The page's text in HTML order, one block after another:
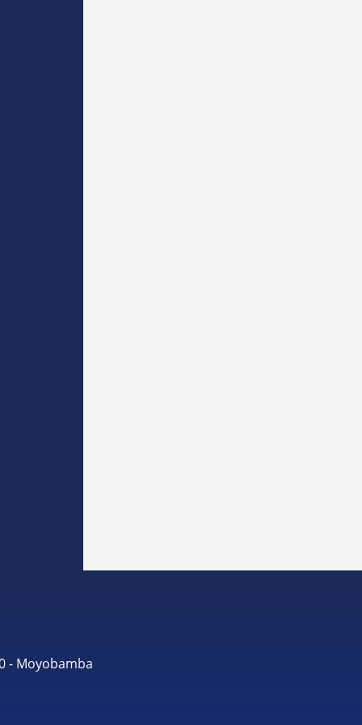
- Moyobamba